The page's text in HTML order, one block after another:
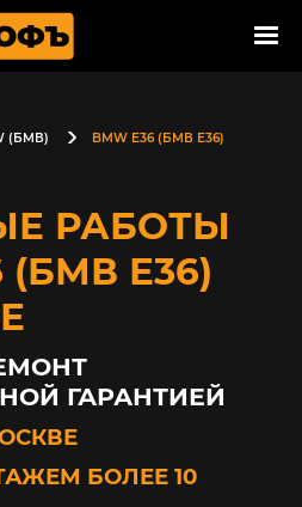
(БМВ) BMW E36 (БМВ Е36)
РАБОТЫ
(БМВ Е36)
ГАРАНТИЕЙ
БОЛЕЕ 10